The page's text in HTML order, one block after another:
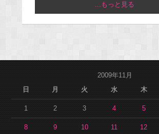
...もっと見る
2009年11月
日
月 火 水 木
1 2 3 4 5
8 9 10 11 12